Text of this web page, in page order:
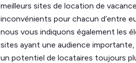
meilleurs sites de location de
inconvénients pour chacun d’entre
nous vous indiquons également les
sites ayant une audience
un potentiel de locataires toujours